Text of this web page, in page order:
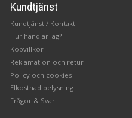
Kundtjänst
Kundtjänst / Kontakt
Hur handlar jag?
Köpvillkor
Reklamation och retur
Policy och cookies
Elkostnad belysning
Frågor & Svar